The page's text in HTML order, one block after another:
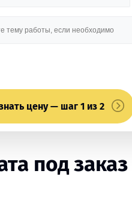
цену — шаг 1 из 2
под заказ